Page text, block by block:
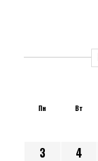
Пн Вт
3
4